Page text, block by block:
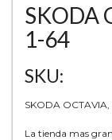
SKODA
1-64
SKU:
SKODA OCTAVIA,
La tienda mas